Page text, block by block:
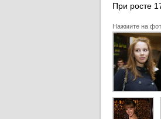
При росте
Нажмите на